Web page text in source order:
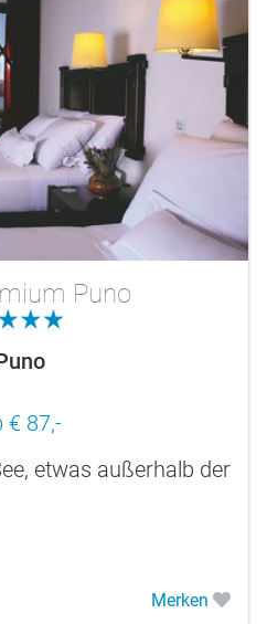
Puno
4.0
€ 87,-
etwas außerhalb der
Merken